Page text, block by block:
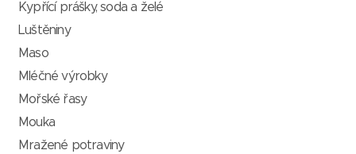
Kypřící prášky, soda a želé
Luštěniny
Maso
Mléčné výrobky
Mořské řasy
Mouka
Mražené potraviny